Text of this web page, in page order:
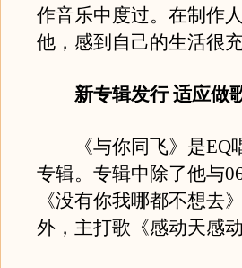
作音乐中度过。在制作
他，感到自己的生活很充
新专辑发行 适应做
《与你同飞》是EQ
专辑。专辑中除了他与
《没有你我哪都不想去
外，主打歌《感动天感